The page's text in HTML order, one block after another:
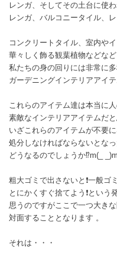
レンガ、そしてその土台に使
レンガ、バルコニータイル、レ
コンクリートタイル、室内や
華々しく飾る観葉植物などなど
私たちの身の回りには非常に
ガーデニングインテリアアイ
これらのアイテム達は本当に
素敵なインテリアアイテムだ
いざこれらのアイテムが不要
処分しなければならないとな
どうなるのでしょうか⁉️m(_ _)m
粗大ゴミで出さないと❗一般ゴ
とにかくすぐ捨てよう❗という
思うのですがここで一つ大き
対面することとなります 。
それは・・・